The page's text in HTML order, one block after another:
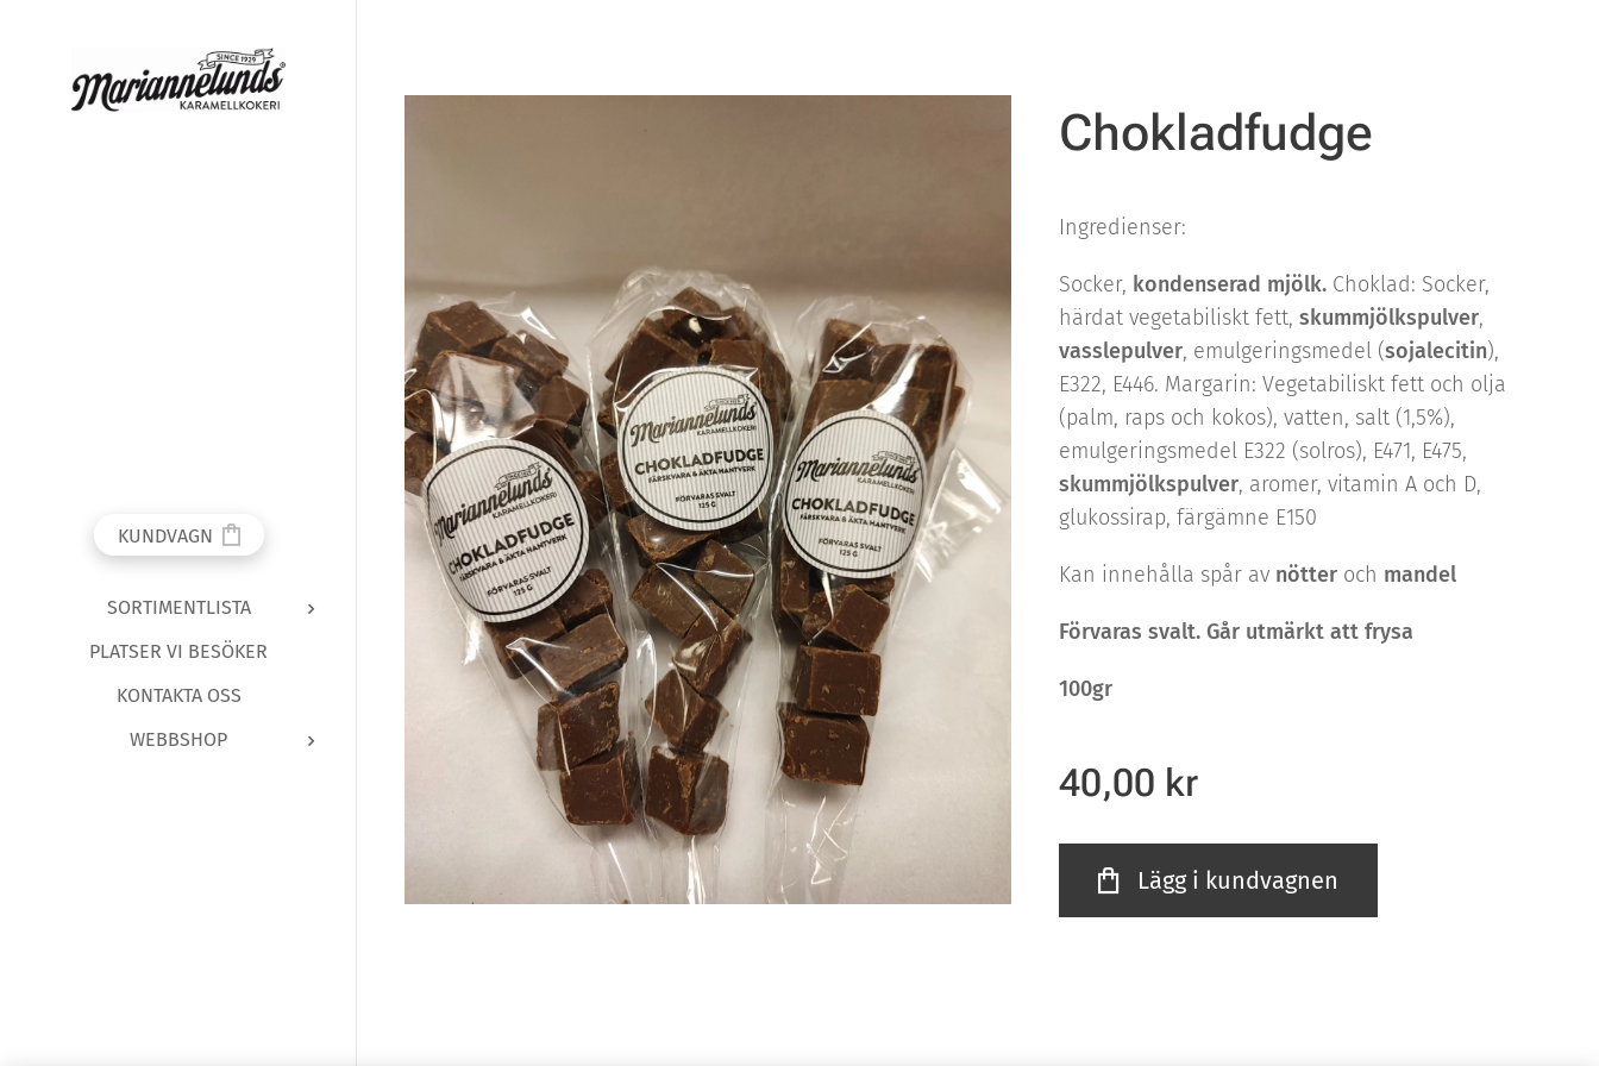
KUNDVAGN
SORTIMENTLISTA
PLATSER VI BESÖKER
KONTAKTA OSS
WEBBSHOP
Chokladfudge
Ingredienser:
Socker, kondenserad mjölk. Choklad: Socker,
härdat vegetabiliskt fett,skummjölkspulver,
vasslepulver, emulgeringsmedel (sojalecitin),
E322, E446. Margarin: Vegetabiliskt fett och olja
(palm, raps och kokos), vatten, salt (1,5%),
emulgeringsmedel E322 (solros), E471, E475,
skummjölkspulver, aromer, vitamin A och D,
glukossirap, färgämne E150
Kan innehålla spår av nötter och mandel
Förvaras svalt. Går utmärkt att frysa
100gr
40,00 kr
Lägg i kundvagnen